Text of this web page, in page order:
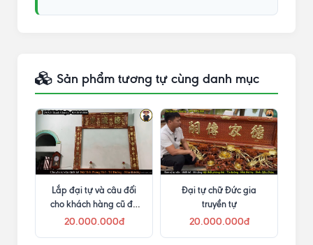
Sản phẩm tương tự cùng danh mục
Lắp đại tự và câu đối
cho khách hàng cũ đã
mua bàn thờ Như Ý
20.000.000đ
Đại tự chữ Đức gia
truyền tự
20.000.000đ